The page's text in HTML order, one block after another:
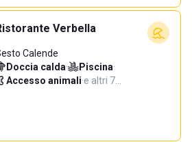
Verbella
Calende
Doccia calda· Piscina·
Accesso animali·e altri 7…